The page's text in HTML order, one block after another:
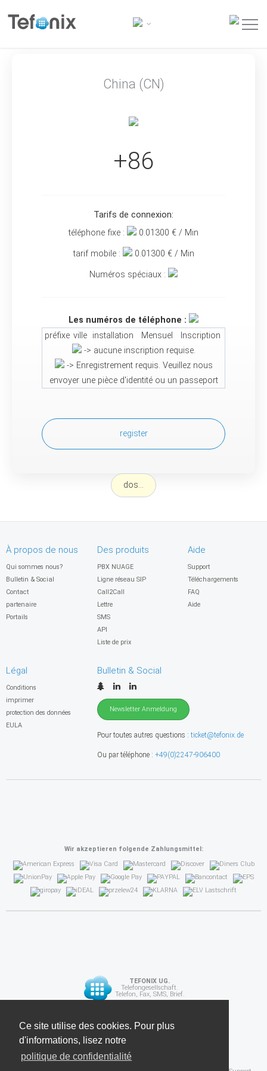
Diese Seite verwendet Cookies. Für weitere
Informationen lesen Sie unsere
Datenschutzrichtlinie
Ce site utilise des cookies. Pour plus
d'informations, lisez notre
politique de confidentialité
China (CN)
+86
Tarifs de connexion:
téléphone fixe :
0.01300 € / Min
tarif mobile : 0.01300 € / Min
Numéros spéciaux :
Les numéros de téléphone :
préfixe ville installation Mensuel
Inscription
-> aucune inscription requise.
-> Enregistrement requis. Veuillez nous
envoyer une pièce d'identité ou un passeport
register
dos...
À propos de nous
Qui sommes nous?
Bulletin & Social
Contact
partenaire
Portails
Des produits
PBX NUAGE
Ligne réseau SIP
Call2Call
Lettre
SMS
API
Liste de prix
Aide
Support
Téléchargements
FAQ
Aide
Légal
Conditions
imprimer
protection des données
EULA
Bulletin & Social
Newsletter Anmeldung
Pour toutes autres questions : ticket@tefonix.de
Ou par téléphone : +49(0)2247-906400
Wir akzeptieren folgende Zahlungsmittel:
TEFONIX UG.
Telefongesellschaft.
Telefon, Fax, SMS, Brief.
API